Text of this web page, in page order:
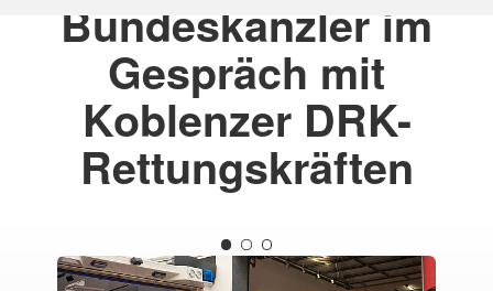
Bundeskanzler im
Gespräch mit
Koblenzer DRK-
Rettungskräften